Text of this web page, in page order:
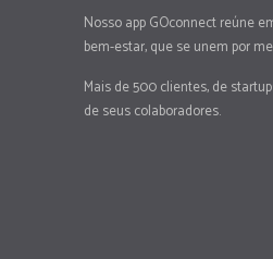
Nosso app GOconnect reúne
bem-estar, que se unem por
Mais de 500 clientes, de
de seus colaboradores.